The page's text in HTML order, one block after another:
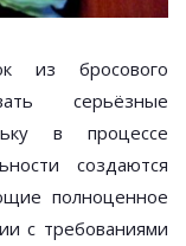
из бросового
серьёзные
в процессе
создаются
полноценное
с требованиями